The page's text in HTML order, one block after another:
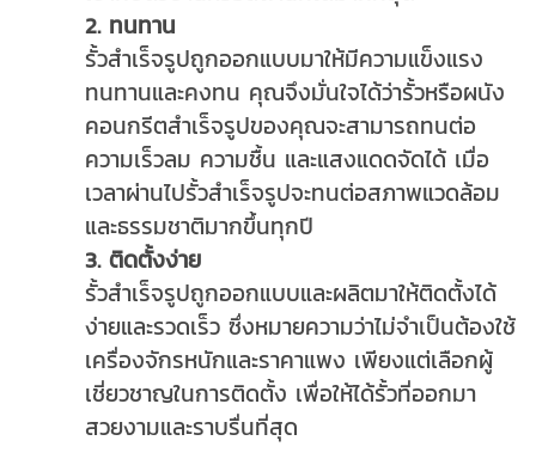
2. ทนทาน
รั้วสำเร็จรูปถูกออกแบบมาให้มีความแข็งแรง
ทนทานและคงทน คุณจึงมั่นใจได้ว่ารั้วหรือผนัง
คอนกรีตสำเร็จรูปของคุณจะสามารถทนต่อ
ความเร็วลม ความชื้น และแสงแดดจัดได้ เมื่อ
เวลาผ่านไปรั้วสำเร็จรูปจะทนต่อสภาพแวดล้อม
และธรรมชาติมากขึ้นทุกปี
3. ติดตั้งง่าย
รั้วสำเร็จรูปถูกออกแบบและผลิตมาให้ติดตั้งได้
ง่ายและรวดเร็ว ซึ่งหมายความว่าไม่จำเป็นต้องใช้
เครื่องจักรหนักและราคาแพง เพียงแต่เลือกผู้
เชี่ยวชาญในการติดตั้ง เพื่อให้ได้รั้วที่ออกมา
สวยงามและราบรื่นที่สุด